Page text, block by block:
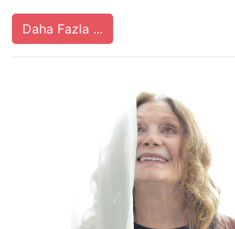
Daha Fazla ...